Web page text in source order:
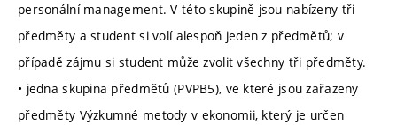
personální management. V této skupině jsou nabízeny tři
předměty a student si volí alespoň jeden z předmětů; v
případě zájmu si student může zvolit všechny tři předměty.
• jedna skupina předmětů (PVPB5), ve které jsou zařazeny
předměty Výzkumné metody v ekonomii, který je určen